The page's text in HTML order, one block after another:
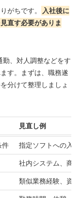
がちです。
入社後に
直す必要がありま
勤、対人調整などをす
す。まずは、職務遂
分けて整理しましょ
見直し例
件 指定ソフトへの入
社内システム、商
類似業務経験、資